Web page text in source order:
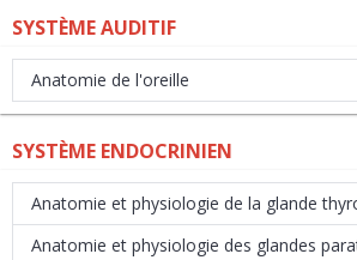
SYSTÈME AUDITIF
Anatomie de l'oreille
SYSTÈME ENDOCRINIEN
Anatomie et physiologie de la glande
Anatomie et physiologie des glandes